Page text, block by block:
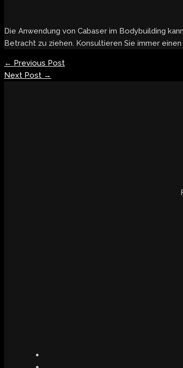
Die Anwendung von Cabaser im Bodybuilding
Betracht zu ziehen. Konsultieren Sie immer
← Previous Post
Next Post →